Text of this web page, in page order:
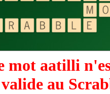
mot aatilli
valide au